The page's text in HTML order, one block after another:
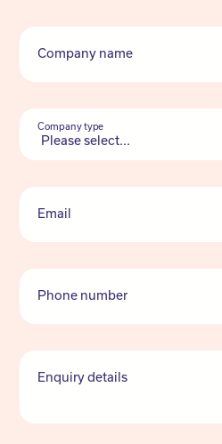
Company name
Company type
Email
Phone number
Enquiry details